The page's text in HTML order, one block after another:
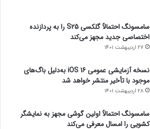
سامسونگ احتمالاً گلکسی S25 را به پردازنده
اختصاصی جدید مجهز می‌کند
27 اردیبهشت 1401
نسخه آزمایشی عمومی iOS 16 به‌دلیل باگ‌های
موجود با تأخیر منتشر خواهد شد
28 اردیبهشت 1401
سامسونگ احتمالاً اولین گوشی مجهز به نمایشگر
کشویی را امسال معرفی می‌کند